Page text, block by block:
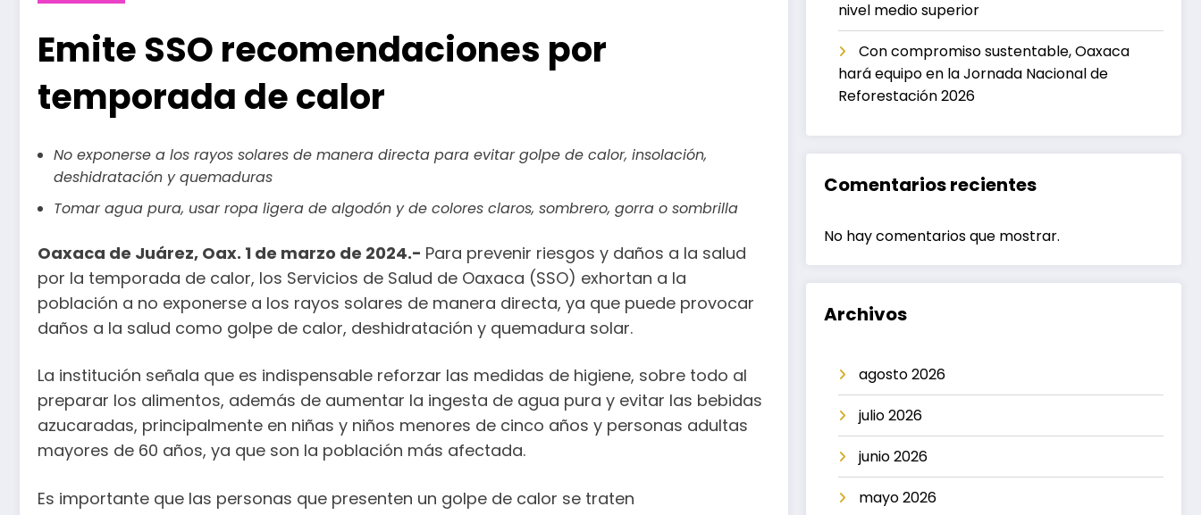
Emite SSO recomendaciones por
temporada de calor
No exponerse a los rayos solares de manera directa para evitar golpe de calor, insolación,
deshidratación y quemaduras
Tomar agua pura, usar ropa ligera de algodón y de colores claros, sombrero, gorra o sombrilla
Oaxaca de Juárez, Oax. 1 de marzo de 2024.- Para prevenir riesgos y daños a la salud
por la temporada de calor, los Servicios de Salud de Oaxaca (SSO) exhortan a la
población a no exponerse a los rayos solares de manera directa, ya que puede provocar
daños a la salud como golpe de calor, deshidratación y quemadura solar.
La institución señala que es indispensable reforzar las medidas de higiene, sobre todo al
preparar los alimentos, además de aumentar la ingesta de agua pura y evitar las bebidas
azucaradas, principalmente en niñas y niños menores de cinco años y personas adultas
mayores de 60 años, ya que son la población más afectada.
Es importante que las personas que presenten un golpe de calor se traten
nivel medio superior
Con compromiso sustentable, Oaxaca
hará equipo en la Jornada Nacional de
Reforestación 2026
Comentarios recientes
No hay comentarios que mostrar.
Archivos
agosto 2026
julio 2026
junio 2026
mayo 2026